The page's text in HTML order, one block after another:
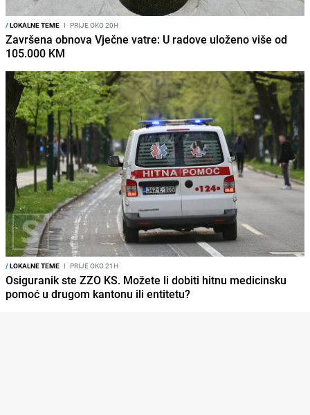
/LOKALNE TEME I PRIJE OKO 20H
Završena obnova Vječne vatre: U radove uloženo više od
105.000 KM
/LOKALNE TEME I PRIJE OKO 21H
Osiguranik ste ZZO KS. Možete li dobiti hitnu medicinsku
pomoć u drugom kantonu ili entitetu?